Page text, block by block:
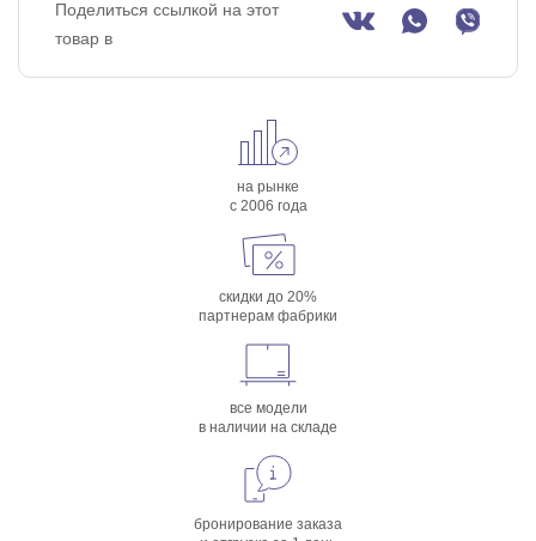
Поделиться ссылкой на этот
товар в
на рынке
с 2006 года
скидки до 20%
партнерам фабрики
все модели
в наличии на складе
бронирование заказа